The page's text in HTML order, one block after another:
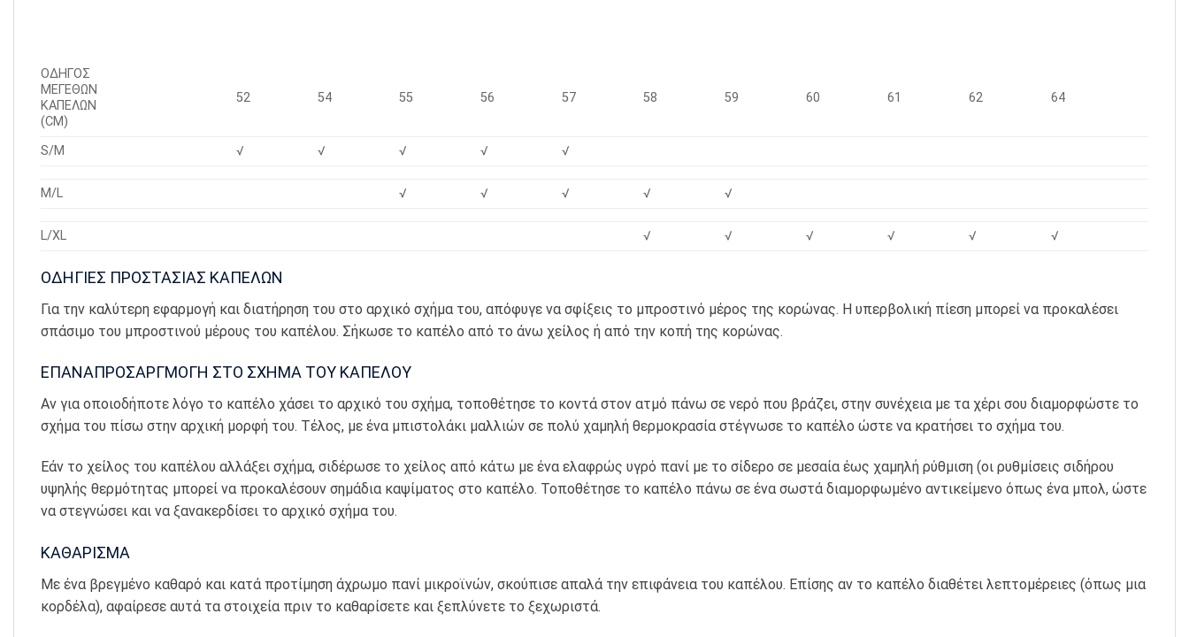
ΟΔΗΓΟΣ
ΜΕΓΕΘΩΝ
ΚΑΠΕΛΩΝ
(CM)
52 54 55 56 57 58 59 60 61 62 64
S/M √ √ √ √ √
M/L √ √ √ √ √
L/XL √ √ √ √ √ √
ΟΔΗΓΙΕΣ ΠΡΟΣΤΑΣΙΑΣ ΚΑΠΕΛΩΝ
Για την καλύτερη εφαρμογή και διατήρηση του στο αρχικό σχήμα του, απόφυγε να σφίξεις το μπροστινό μέρος της κορώνας. Η υπερβολική πίεση μπορεί να προκαλέσει
σπάσιμο του μπροστινού μέρους του καπέλου. Σήκωσε το καπέλο από το άνω χείλος ή από την κοπή της κορώνας.
ΕΠΑΝΑΠΡΟΣΑΡΓΜΟΓΗ ΣΤΟ ΣΧΗΜΑ ΤΟΥ ΚΑΠΕΛΟΥ
Αν για οποιοδήποτε λόγο το καπέλο χάσει το αρχικό του σχήμα, τοποθέτησε το κοντά στον ατμό πάνω σε νερό που βράζει, στην συνέχεια με τα χέρι σου διαμορφώστε το
σχήμα του πίσω στην αρχική μορφή του. Τέλος, με ένα μπιστολάκι μαλλιών σε πολύ χαμηλή θερμοκρασία στέγνωσε το καπέλο ώστε να κρατήσει το σχήμα του.
Εάν το χείλος του καπέλου αλλάξει σχήμα, σιδέρωσε το χείλος από κάτω με ένα ελαφρώς υγρό πανί με το σίδερο σε μεσαία έως χαμηλή ρύθμιση (οι ρυθμίσεις σιδήρου
υψηλής θερμότητας μπορεί να προκαλέσουν σημάδια καψίματος στο καπέλο. Τοποθέτησε το καπέλο πάνω σε ένα σωστά διαμορφωμένο αντικείμενο όπως ένα μπολ, ώστε
να στεγνώσει και να ξανακερδίσει το αρχικό σχήμα του.
ΚΑΘΑΡΙΣΜΑ
Με ένα βρεγμένο καθαρό και κατά προτίμηση άχρωμο πανί μικροϊνών, σκούπισε απαλά την επιφάνεια του καπέλου. Επίσης αν το καπέλο διαθέτει λεπτομέρειες (όπως μια
κορδέλα), αφαίρεσε αυτά τα στοιχεία πριν το καθαρίσετε και ξεπλύνετε το ξεχωριστά.